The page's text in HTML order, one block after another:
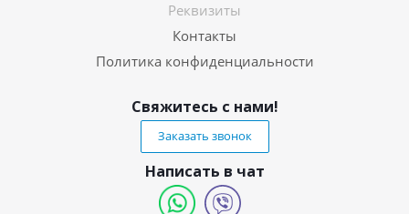
Реквизиты
Контакты
Политика конфиденциальности
Свяжитесь с нами!
Заказать звонок
Написать в чат